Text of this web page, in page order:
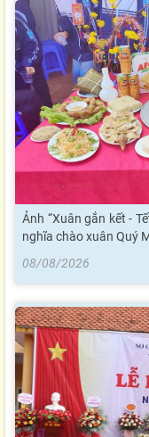
Ảnh “Xuân gắn kết -
nghĩa chào xuân Quý
08/08/2026